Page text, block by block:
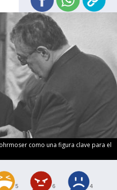
como una figura clave para el
5 6 4